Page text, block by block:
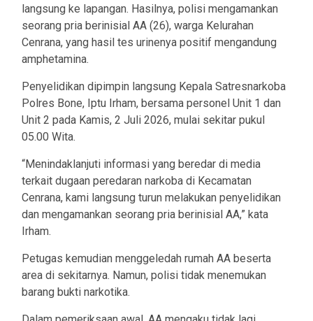
langsung ke lapangan. Hasilnya, polisi mengamankan
seorang pria berinisial AA (26), warga Kelurahan
Cenrana, yang hasil tes urinenya positif mengandung
amphetamina.
Penyelidikan dipimpin langsung Kepala Satresnarkoba
Polres Bone, Iptu Irham, bersama personel Unit 1 dan
Unit 2 pada Kamis, 2 Juli 2026, mulai sekitar pukul
05.00 Wita.
“Menindaklanjuti informasi yang beredar di media
terkait dugaan peredaran narkoba di Kecamatan
Cenrana, kami langsung turun melakukan penyelidikan
dan mengamankan seorang pria berinisial AA,” kata
Irham.
Petugas kemudian menggeledah rumah AA beserta
area di sekitarnya. Namun, polisi tidak menemukan
barang bukti narkotika.